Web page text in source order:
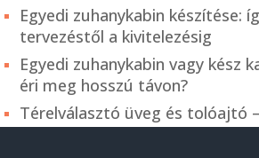
Egyedi zuhanykabin készítése:
tervezéstől a kivitelezésig
Egyedi zuhanykabin vagy kész
éri meg hosszú távon?
Térelválasztó üveg és tolóajtó
praktikus megoldás a belső